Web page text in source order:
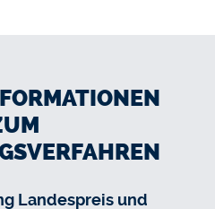
Landespreis und